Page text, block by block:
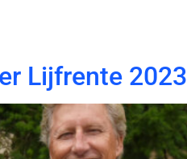
Lijfrente 2023